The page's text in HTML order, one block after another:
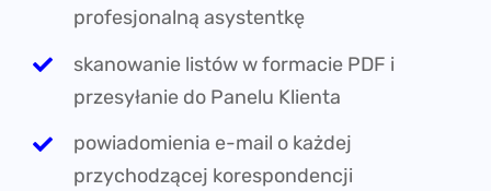
profesjonalną asystentkę
skanowanie listów w formacie PDF i
przesyłanie do Panelu Klienta
powiadomienia e-mail o każdej
przychodzącej korespondencji